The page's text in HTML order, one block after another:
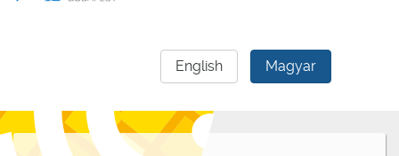
English Magyar